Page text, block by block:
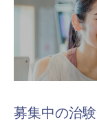
募集中の治